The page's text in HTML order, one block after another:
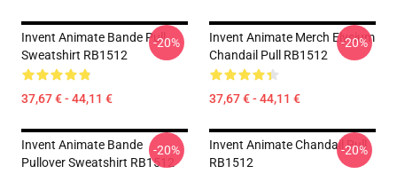
Invent Animate Bande Pull
Sweatshirt RB1512
37,67 € - 44,11 €
-20%
Invent Animate Merch Elysium
Chandail Pull RB1512
37,67 € - 44,11 €
-20%
Invent Animate Bande
Pullover Sweatshirt RB1512
-20%
Invent Animate Chandail Pull
RB1512
-20%